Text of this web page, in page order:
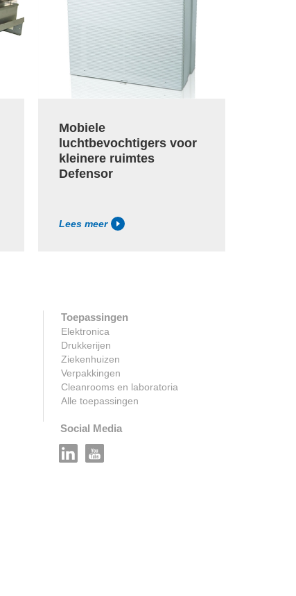
Mobiele
luchtbevochtigers voor
kleinere ruimtes
Defensor
Lees meer
Toepassingen
Elektronica
Drukkerijen
Ziekenhuizen
Verpakkingen
Cleanrooms en laboratoria
Alle toepassingen
Social Media